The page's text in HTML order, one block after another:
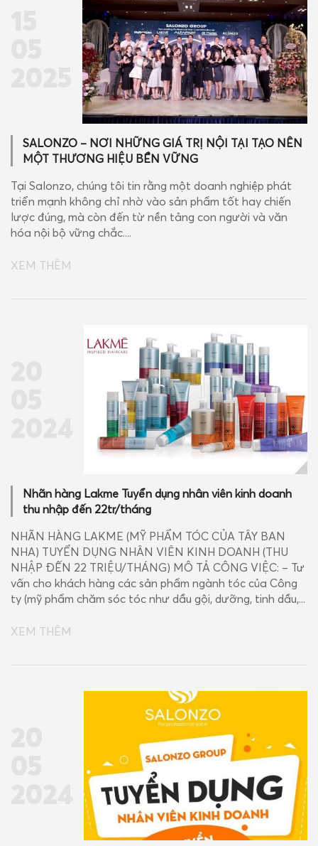
SALONZO – NƠI NHỮNG GIÁ TRỊ NỘI TẠI TẠO NÊN
MỘT THƯƠNG HIỆU BỀN VỮNG
Tại Salonzo, chúng tôi tin rằng một doanh nghiệp phát
triển mạnh không chỉ nhờ vào sản phẩm tốt hay chiến
lược đúng, mà còn đến từ nền tảng con người và văn
hóa nội bộ vững chắc....
XEM THÊM
Nhãn hàng Lakme Tuyển dụng nhân viên kinh doanh
thu nhập đến 22tr/tháng
NHÃN HÀNG LAKME (MỸ PHẨM TÓC CỦA TÂY BAN
NHA) TUYỂN DỤNG NHÂN VIÊN KINH DOANH (THU
NHẬP ĐẾN 22 TRIỆU/THÁNG) MÔ TẢ CÔNG VIỆC: – Tư
vấn cho khách hàng các sản phẩm ngành tóc của Công
ty (mỹ phẩm chăm sóc tóc như dầu gội, dưỡng, tinh dầu,...
XEM THÊM